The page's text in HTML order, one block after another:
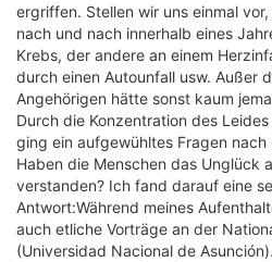
ergriffen. Stellen wir uns einmal
nach und nach innerhalb eines
Krebs, der andere an einem
durch einen Autounfall usw. Außer
Angehörigen hätte sonst kaum
Durch die Konzentration des
ging ein aufgewühltes Fragen
Haben die Menschen das Unglück
verstanden? Ich fand darauf eine
Antwort:Während meines
auch etliche Vorträge an der
(Universidad Nacional de